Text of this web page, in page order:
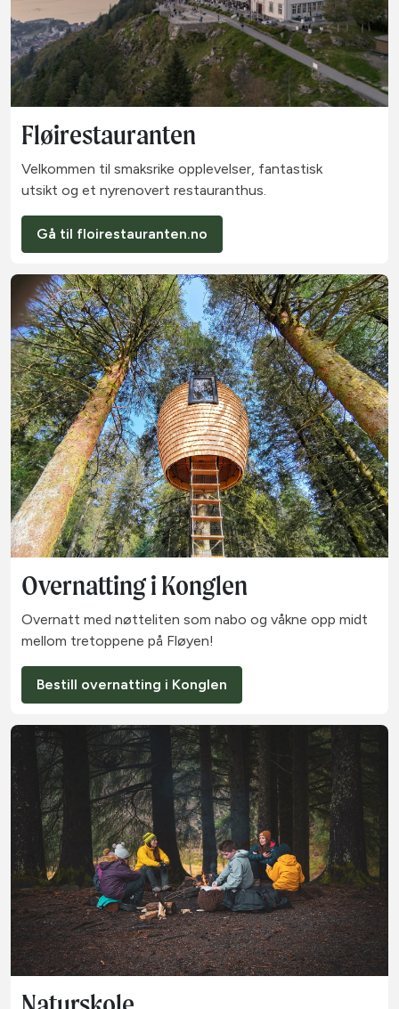
Fløirestauranten
Velkommen til smaksrike opplevelser, fantastisk
utsikt og et nyrenovert restauranthus.
Gå til floirestauranten.no
Overnatting i Konglen
Overnatt med nøtteliten som nabo og våkne opp midt
mellom tretoppene på Fløyen!
Bestill overnatting i Konglen